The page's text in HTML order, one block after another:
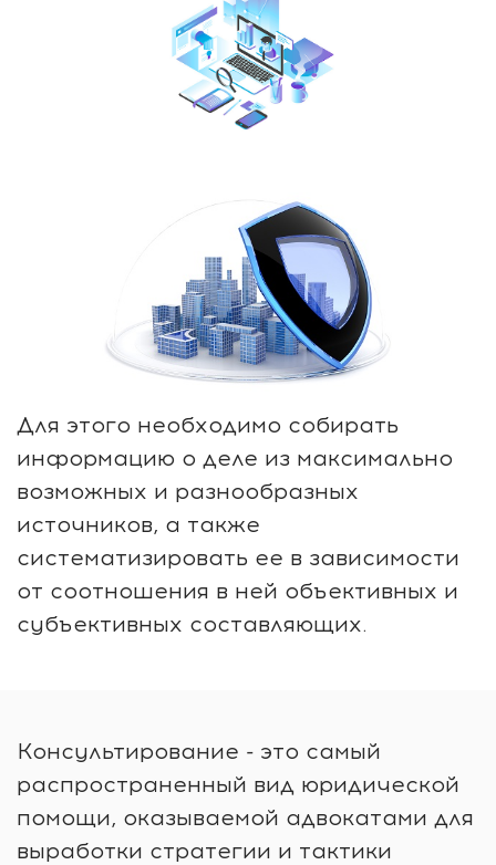
Для этого необходимо собирать
информацию о деле из максимально
возможных и разнообразных
источников, а также
систематизировать ее в зависимости
от соотношения в ней объективных и
субъективных составляющих.
Консультирование - это самый
распространенный вид юридической
помощи, оказываемой адвокатами для
выработки стратегии и тактики